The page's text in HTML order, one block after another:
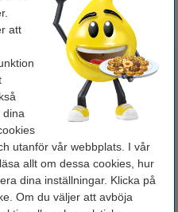
att
dina
utanför vår webbplats. I vår
allt om dessa cookies, hur
dina inställningar. Klicka på
Om du väljer att avböja
Märkpenna permanent 2.5mm |
123ink | 4st